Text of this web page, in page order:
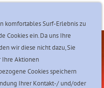
komfortables Surf-Erlebnis zu
Cookies ein. Da uns Ihre
wir diese nicht dazu, Sie
Ihre Aktionen
Cookies speichern
Ihrer Kontakt-/ und/oder